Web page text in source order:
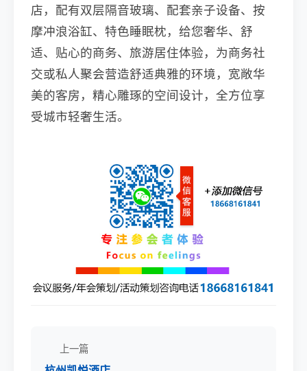
店，配有双层隔音玻璃、配套亲子设备、按
摩冲浪浴缸、特色睡眠枕，给您奢华、舒
适、贴心的商务、旅游居住体验，为商务社
交或私人聚会营造舒适典雅的环境，宽敞华
美的客房，精心雕琢的空间设计，全方位享
受城市轻奢生活。
上一篇